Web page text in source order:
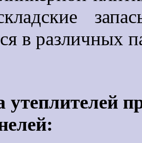
в различных
утеплителей